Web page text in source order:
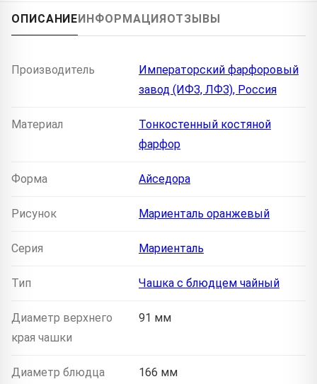
ОПИСАНИЕИНФОРМАЦИЯОТЗЫВЫ
Производитель
Императорский фарфоровый
завод (ИФЗ, ЛФЗ), Россия
Материал
Тонкостенный костяной
фарфор
Форма Айседора
Рисунок Мариенталь оранжевый
Серия Мариенталь
Тип Чашка с блюдцем чайный
Диаметр верхнего
края чашки
91 мм
Диаметр блюдца 166 мм